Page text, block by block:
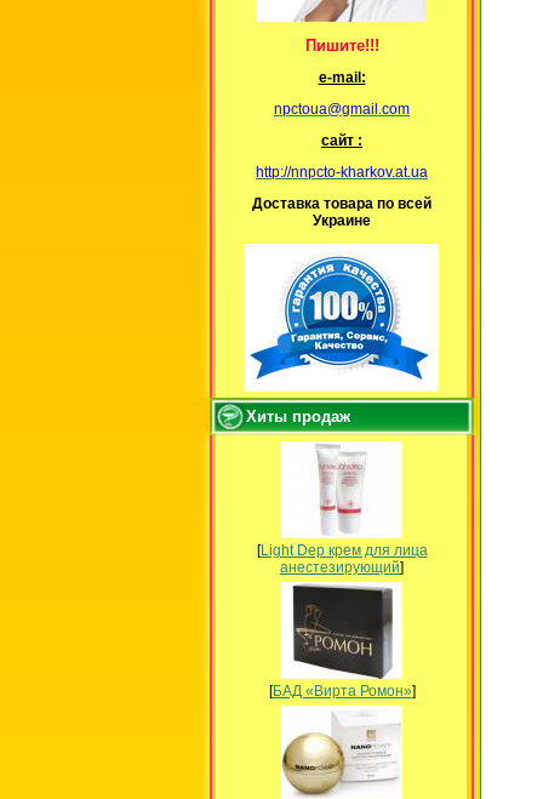
Пишите!!!
е-mail:
npctoua@gmail.com
сайт :
http://nnpcto-kharkov.at.ua
Доставка товара по всей
Украине
Хиты продаж
[Light Dep крем для лица
анестезирующий]
[БАД «Вирта Ромон»]